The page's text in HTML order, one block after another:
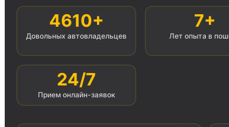
4610+
Довольных автовладельцев
7+
Лет опыта в
24/7
Прием онлайн-заявок